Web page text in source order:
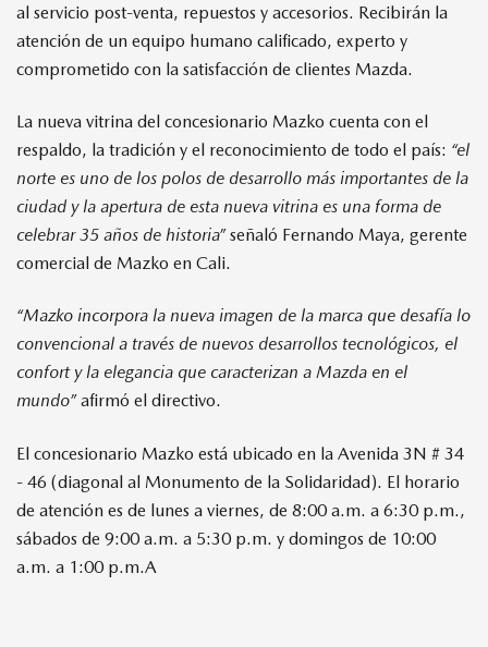
al servicio post-venta, repuestos y accesorios. Recibirán la
atención de un equipo humano calificado, experto y
comprometido con la satisfacción de clientes Mazda.
La nueva vitrina del concesionario Mazko cuenta con el
respaldo, la tradición y el reconocimiento de todo el país: “el
norte es uno de los polos de desarrollo más importantes de la
ciudad y la apertura de esta nueva vitrina es una forma de
celebrar 35 años de historia”señaló Fernando Maya, gerente
comercial de Mazko en Cali.
“Mazko incorpora la nueva imagen de la marca que desafía lo
convencional a través de nuevos desarrollos tecnológicos, el
confort y la elegancia que caracterizan a Mazda en el
mundo”afirmó el directivo.
El concesionario Mazko está ubicado en la Avenida 3N # 34
- 46 (diagonal al Monumento de la Solidaridad). El horario
de atención es de lunes a viernes, de 8:00 a.m. a 6:30 p.m.,
sábados de 9:00 a.m. a 5:30 p.m. y domingos de 10:00
a.m. a 1:00 p.m.A